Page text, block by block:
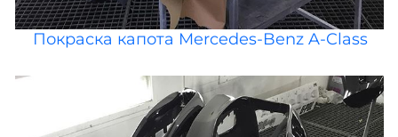
Покраска капота Mercedes-Benz A-Class